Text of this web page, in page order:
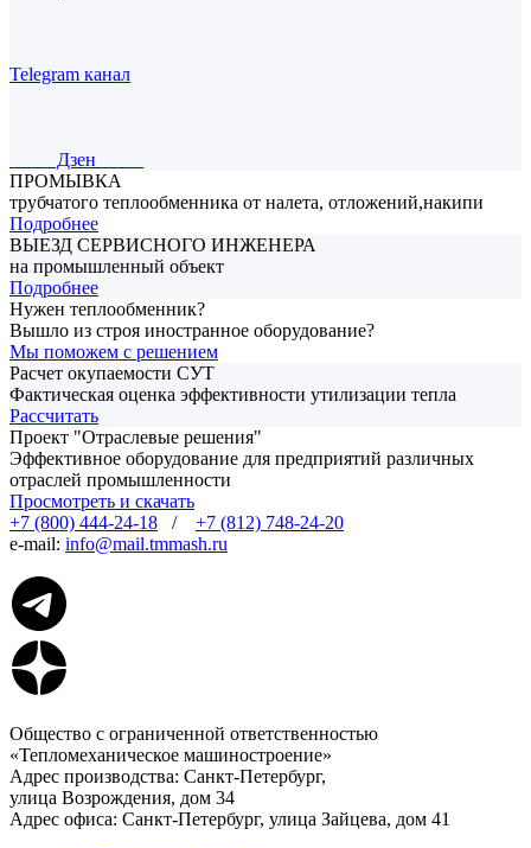
Telegram канал
Дзен
ПРОМЫВКА
трубчатого теплообменника от налета, отложений,накипи
Подробнее
ВЫЕЗД СЕРВИСНОГО ИНЖЕНЕРА
на промышленный объект
Подробнее
Нужен теплообменник?
Вышло из строя иностранное оборудование?
Мы поможем с решением
Расчет окупаемости СУТ
Фактическая оценка эффективности утилизации тепла
Рассчитать
Проект "Отраслевые решения"
Эффективное оборудование для предприятий различных
отраслей промышленности
Просмотреть и скачать
+7 (800) 444-24-18 / +7 (812) 748-24-20
e-mail: info@mail.tmmash.ru
Общество с ограниченной ответственностью
«Тепломеханическое машиностроение»
Адрес производства: Санкт-Петербург,
улица Возрождения, дом 34
Адрес офиса: Санкт-Петербург, улица Зайцева, дом 41